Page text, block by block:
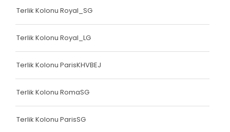
Terlik Kolonu Royal_SG
Terlik Kolonu Royal_LG
Terlik Kolonu ParisKHVBEJ
Terlik Kolonu RomaSG
Terlik Kolonu ParisSG